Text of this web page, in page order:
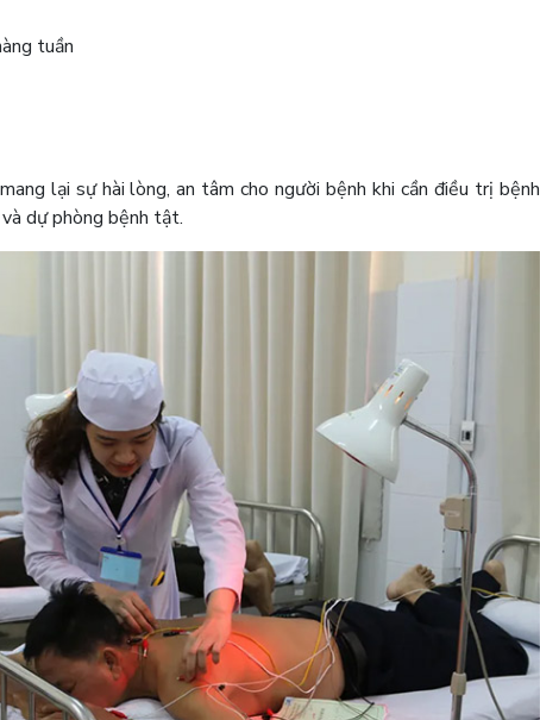
tuần
lại sự hài lòng, an tâm cho người bệnh khi cần điều trị bệnh
dự phòng bệnh tật.